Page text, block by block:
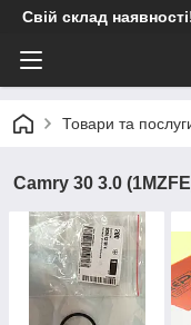
Свій склад
Товари та
Camry 30 3.0